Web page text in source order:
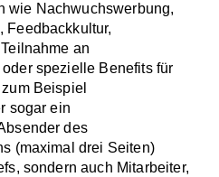
wie Nachwuchswerbung,
Feedbackkultur,
an
spezielle Benefits für
Beispiel
sogar ein
des
(maximal drei Seiten)
sondern auch Mitarbeiter,